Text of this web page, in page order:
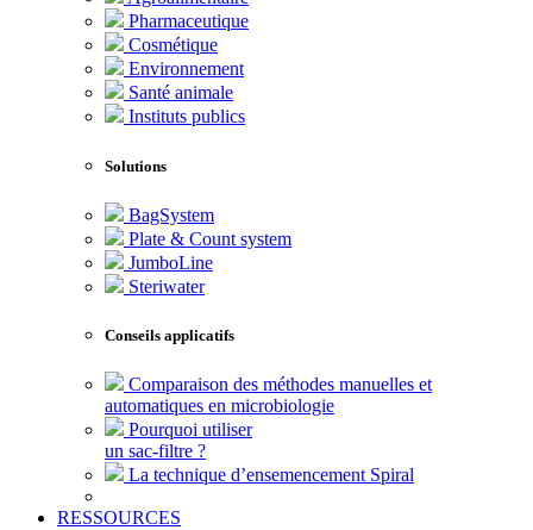
Pharmaceutique
Cosmétique
Environnement
Santé animale
Instituts publics
Solutions
BagSystem
Plate & Count system
JumboLine
Steriwater
Conseils applicatifs
Comparaison des méthodes manuelles et
automatiques en microbiologie
Pourquoi utiliser
un sac-filtre ?
La technique d’ensemencement Spiral
RESSOURCES